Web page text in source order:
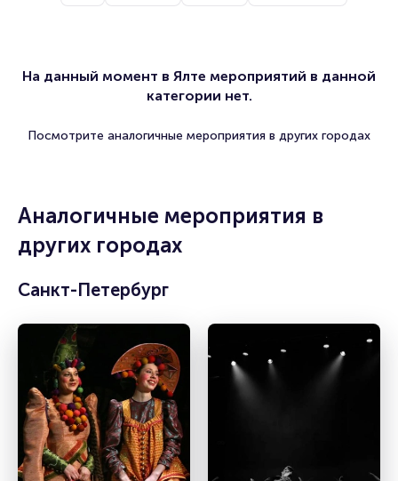
На данный момент в Ялте мероприятий в данной
категории нет.
Посмотрите аналогичные мероприятия в других городах
Аналогичные мероприятия в
других городах
Санкт-Петербург